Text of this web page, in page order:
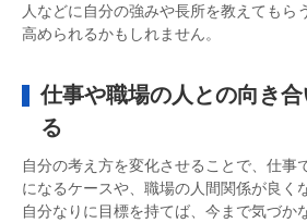
人などに自分の強みや長所を教えてもら
高められるかもしれません。
仕事や職場の人との向き
る
自分の考え方を変化させることで、仕事
になるケースや、職場の人間関係が良く
自分なりに目標を持てば、今まで気づか